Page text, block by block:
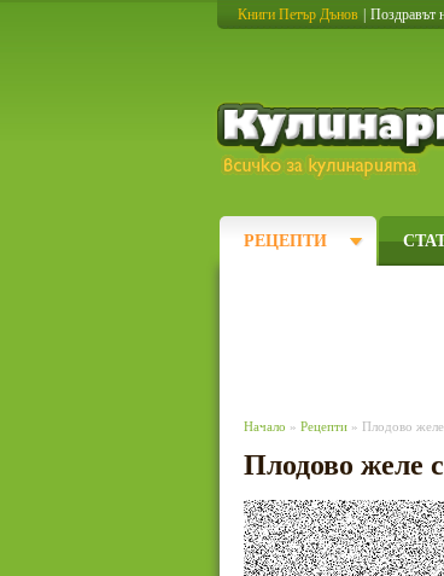
Книги Петър Дънов Поздравът
РЕЦЕПТИ
Начало » Рецепти » Плодово
Плодово желе